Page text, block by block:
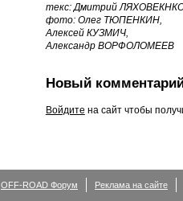
текс: Дмитрий
фото: Олег ТЮПЕНКИН,
Алексей КУЗМИЧ,
Александр ВОРФОЛОМЕЕВ
Новый
Войдите на сайт чтобы
OFF-ROAD Форум Реклама на сайте